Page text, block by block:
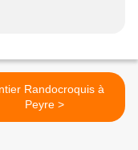
Randocroquis à
Peyre >